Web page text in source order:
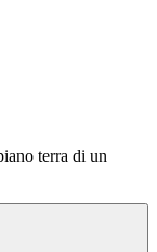
terra di un